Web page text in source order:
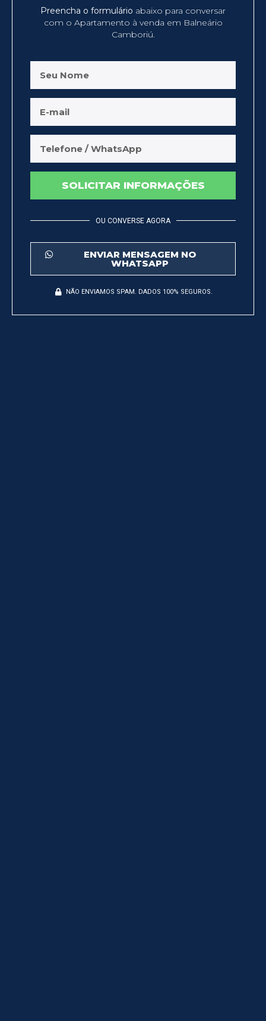
Preencha o formulário abaixo para conversar
com o Apartamento à venda em Balneário
Camboriú.
SOLICITAR INFORMAÇÕES
OU CONVERSE AGORA
ENVIAR MENSAGEM NO
WHATSAPP
NÃO ENVIAMOS SPAM. DADOS 100% SEGUROS.